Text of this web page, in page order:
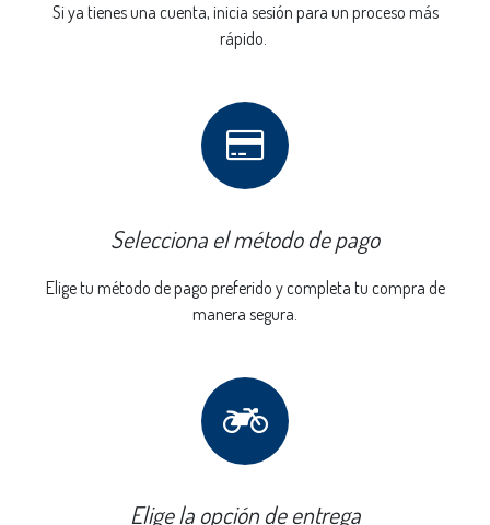
Si ya tienes una cuenta, inicia sesión para un proceso más
rápido.
Selecciona el método de pago
Elige tu método de pago preferido y completa tu compra de
manera segura.
Elige la opción de entrega